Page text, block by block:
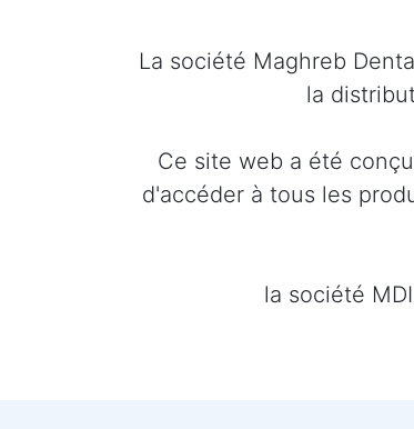
La société Maghreb
la
Ce site web a été
d'accéder à tous les
la société